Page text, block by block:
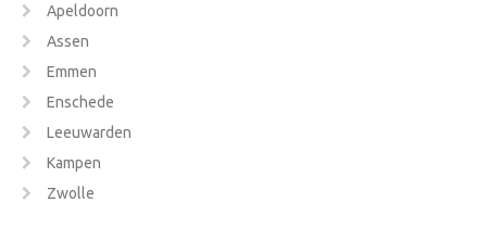
Apeldoorn
Assen
Emmen
Enschede
Leeuwarden
Kampen
Zwolle